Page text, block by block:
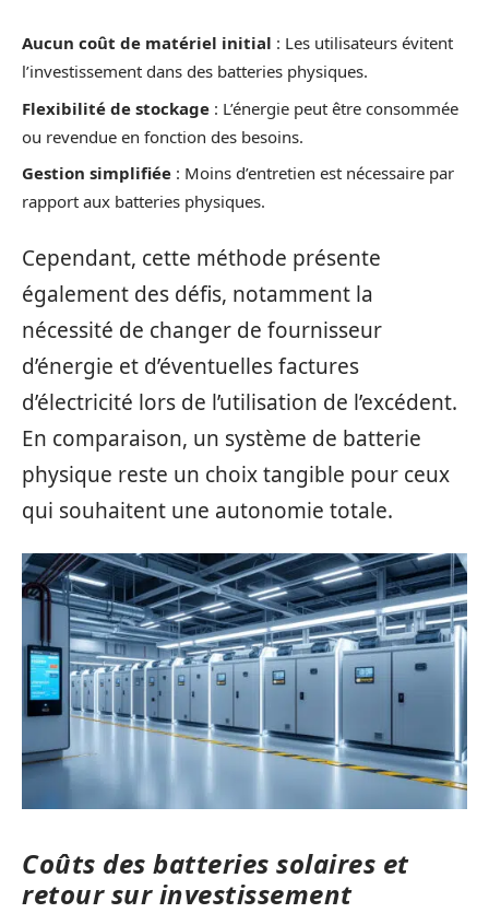
Aucun coût de matériel initial : Les utilisateurs évitent
l’investissement dans des batteries physiques.
Flexibilité de stockage : L’énergie peut être consommée
ou revendue en fonction des besoins.
Gestion simplifiée : Moins d’entretien est nécessaire par
rapport aux batteries physiques.
Cependant, cette méthode présente
également des défis, notamment la
nécessité de changer de fournisseur
d’énergie et d’éventuelles factures
d’électricité lors de l’utilisation de l’excédent.
En comparaison, un système de batterie
physique reste un choix tangible pour ceux
qui souhaitent une autonomie totale.
Coûts des batteries solaires et
retour sur investissement